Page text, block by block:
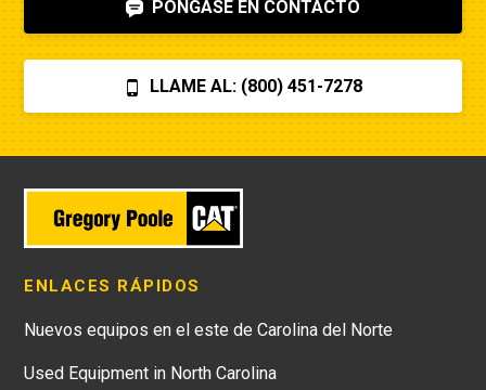
PÓNGASE EN CONTACTO
LLAME AL: (800) 451-7278
ENLACES RÁPIDOS
Nuevos equipos en el este de Carolina del Norte
Used Equipment in North Carolina